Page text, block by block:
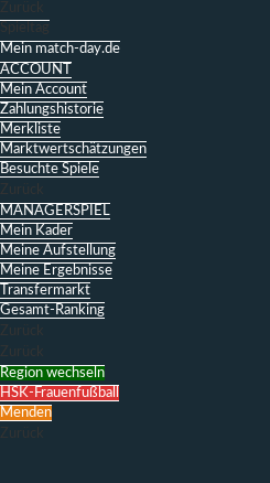
Zurück
Spieltag
Mein match-day.de
ACCOUNT
Mein Account
Zahlungshistorie
Merkliste
Marktwertschätzungen
Besuchte Spiele
Zurück
MANAGERSPIEL
Mein Kader
Meine Aufstellung
Meine Ergebnisse
Transfermarkt
Gesamt-Ranking
Zurück
Zurück
Region wechseln
HSK-Frauenfußball
Menden
Zurück